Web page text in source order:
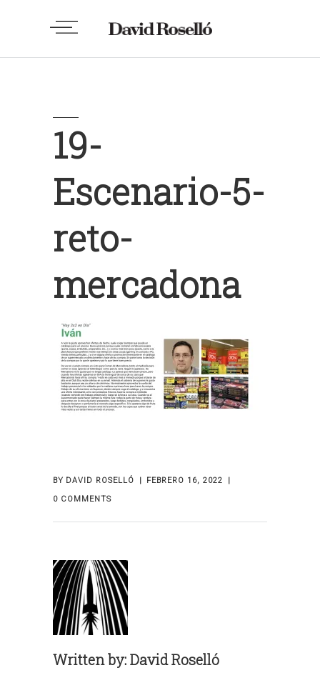
19-
Escenario-5-
reto-
mercadona
BY DAVID ROSELLÓ
FEBRERO 16, 2022
0 COMMENTS
Written by:David Roselló